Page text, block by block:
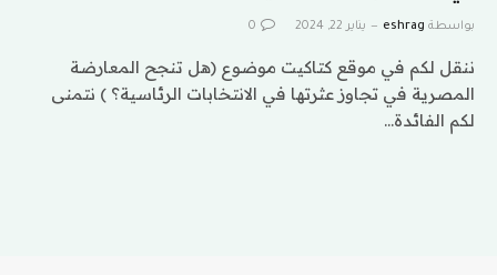
بواسطة eshrag يناير 22, 2024 0
ننقل لكم في موقع كتاكيت موضوع (هل تنجح المعارضة
المصرية في تجاوز عثرتها في الانتخابات الرئاسية؟ ) نتمنى
لكم الفائدة…